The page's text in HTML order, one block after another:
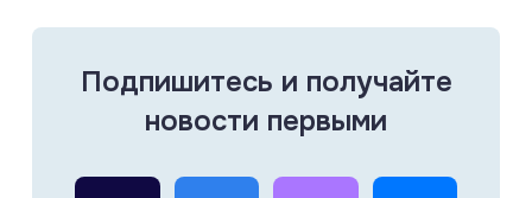
Подпишитесь и получайте
новости первыми